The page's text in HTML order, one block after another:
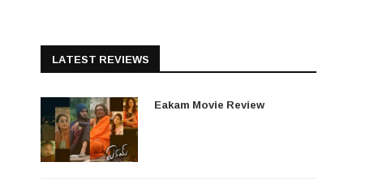
LATEST REVIEWS
Eakam Movie Review